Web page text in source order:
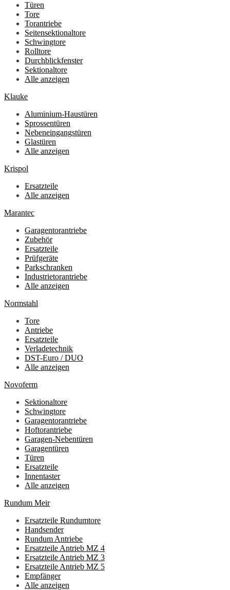
Türen
Tore
Torantriebe
Seitensektionaltore
Schwingtore
Rolltore
Durchblickfenster
Sektionaltore
Alle anzeigen
Klauke
Aluminium-Haustüren
Sprossentüren
Nebeneingangstüren
Glastüren
Alle anzeigen
Krispol
Ersatzteile
Alle anzeigen
Marantec
Garagentorantriebe
Zubehör
Ersatzteile
Prüfgeräte
Parkschranken
Industrietorantriebe
Alle anzeigen
Normstahl
Tore
Antriebe
Ersatzteile
Verladetechnik
DST-Euro / DUO
Alle anzeigen
Novoferm
Sektionaltore
Schwingtore
Garagentorantriebe
Hoftorantriebe
Garagen-Nebentüren
Garagentüren
Türen
Ersatzteile
Innentaster
Alle anzeigen
Rundum Meir
Ersatzteile Rundumtore
Handsender
Rundum Antriebe
Ersatzteile Antrieb MZ 4
Ersatzteile Antrieb MZ 3
Ersatzteile Antrieb MZ 5
Empfänger
Alle anzeigen